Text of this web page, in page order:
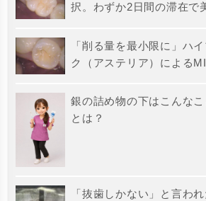
択。わずか2日間の滞在で
「削る量を最小限に」ハ
ク（アステリア）による
銀の詰め物の下はこんな
とは？
「抜歯しかない」と言わ